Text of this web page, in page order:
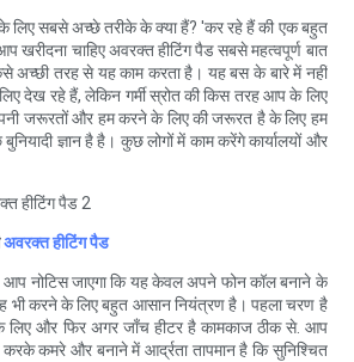
लिए सबसे अच्छे तरीके के क्या हैं? 'कर रहे हैं की एक बहुत
खरीदना चाहिए अवरक्त हीटिंग पैड सबसे महत्वपूर्ण बात
अच्छी तरह से यह काम करता है। यह बस के बारे में नहीं
देख रहे हैं, लेकिन गर्मी स्रोत की किस तरह आप के लिए
जरूरतों और हम करने के लिए की जरूरत है के लिए हम
ज्ञान है है। कुछ लोगों में काम करेंगे कार्यालयों और
अवरक्त हीटिंग पैड
नोटिस जाएगा कि यह केवल अपने फोन कॉल बनाने के
भी करने के लिए बहुत आसान नियंत्रण है। पहला चरण है
और फिर अगर जाँच हीटर है कामकाज ठीक से. आप
कमरे और बनाने में आर्द्रता तापमान है कि सुनिश्चित